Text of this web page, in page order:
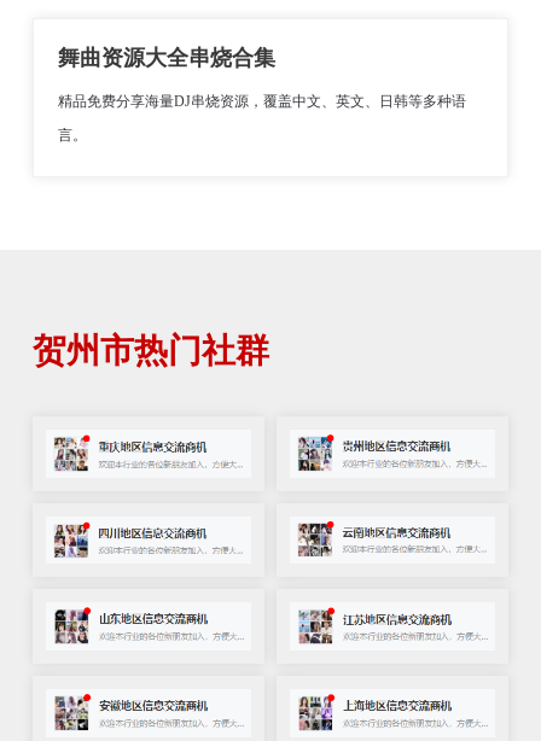
舞曲资源大全串烧合集
精品免费分享海量DJ串烧资源，覆盖中文、英文、日韩等多种语
言。
贺州市热门社群